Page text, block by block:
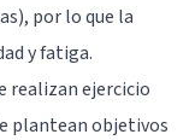
por lo que la
y fatiga.
realizan ejercicio
plantean objetivos